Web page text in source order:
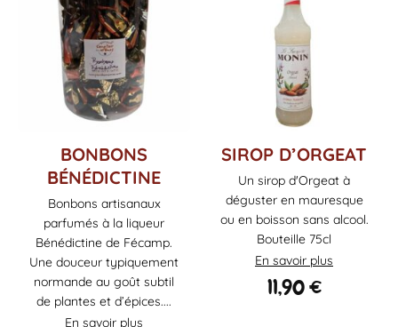
BONBONS
BÉNÉDICTINE
Bonbons artisanaux
parfumés à la liqueur
Bénédictine de Fécamp.
Une douceur typiquement
normande au goût subtil
de plantes et d’épices....
En savoir plus
produit
plusieurs
variations.
Les
options
peuvent
être
choisies
SIROP D’ORGEAT
Un sirop d'Orgeat à
déguster en mauresque
ou en boisson sans alcool.
Bouteille 75cl
En savoir plus
11,90€